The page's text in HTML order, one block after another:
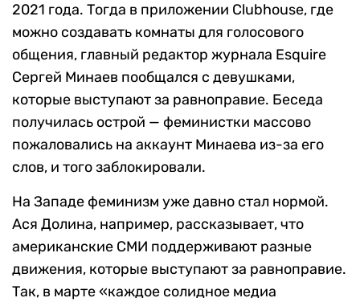
2021 года. Тогда в приложении Clubhouse, где
можно создавать комнаты для голосового
общения, главный редактор журнала Esquire
Сергей Минаев пообщался с девушками,
которые выступают за равноправие. Беседа
получилась острой — феминистки массово
пожаловались на аккаунт Минаева из-за его
слов, и того заблокировали.
На Западе феминизм уже давно стал нормой.
Ася Долина, например, рассказывает, что
американские СМИ поддерживают разные
движения, которые выступают за равноправие.
Так, в марте «каждое солидное медиа